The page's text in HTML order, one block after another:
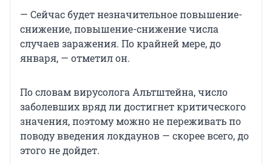
— Сейчас будет незначительное повышение-
снижение, повышение-снижение числа
случаев заражения. По крайней мере, до
января, — отметил он.
По словам вирусолога Альтштейна, число
заболевших вряд ли достигнет критического
значения, поэтому можно не переживать по
поводу введения локдаунов — скорее всего, до
этого не дойдет.